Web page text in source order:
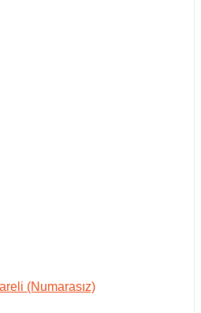
(Numarasız)